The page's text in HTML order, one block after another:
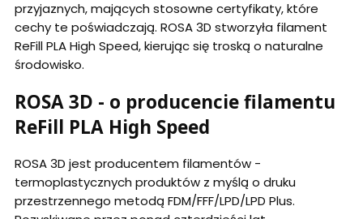
przyjaznych, mających stosowne certyfikaty, które
cechy te poświadczają. ROSA 3D stworzyła filament
ReFill PLA High Speed, kierując się troską o naturalne
środowisko.
ROSA 3D - o producencie filamentu
ReFill PLA High Speed
ROSA 3D jest producentem filamentów -
termoplastycznych produktów z myślą o druku
przestrzennego metodą FDM/FFF/LPD/LPD Plus.